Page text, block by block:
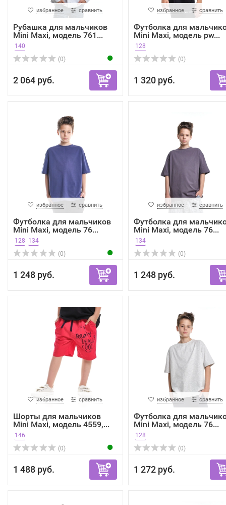
избранное сравнить
Рубашка для мальчиков
Mini Maxi, модель 761...
140
(0)
2 064 руб.
избранное сравнить
Футболка для
Mini Maxi, модель pw...
128
(0)
1 320 руб.
избранное сравнить
Футболка для мальчиков
Mini Maxi, модель 76...
128 134
(0)
1 248 руб.
избранное сравнить
Футболка для
Mini Maxi, модель 76...
134
(0)
1 248 руб.
избранное сравнить
Шорты для мальчиков
Mini Maxi, модель 4559,...
146
(0)
1 488 руб.
избранное сравнить
Футболка для
Mini Maxi, модель 76...
128
(0)
1 272 руб.